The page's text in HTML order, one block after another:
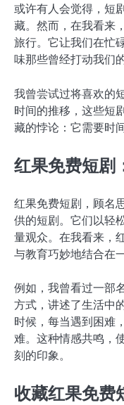
或许有人会觉得，短
藏。然而，在我看来
旅行。它让我们在忙
味那些曾经打动我们
我曾尝试过将喜欢的
时间的推移，这些短
藏的悖论：它需要时
红果免费短剧
红果免费短剧，顾名
供的短剧。它们以轻
量观众。在我看来，
与教育巧妙地结合在一
例如，我曾看过一部
方式，讲述了生活中
时候，每当遇到困难
难。这种情感共鸣，
刻的印象。
收藏红果免费